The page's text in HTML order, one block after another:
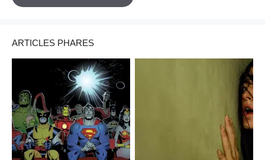
ARTICLES PHARES